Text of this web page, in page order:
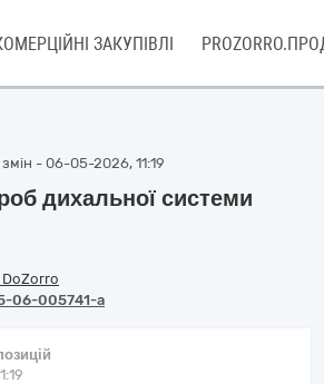
ЗАКУПІВЛІ
- 06-05-2026, 11:19
дихальної системи
DoZorro
06-005741-a